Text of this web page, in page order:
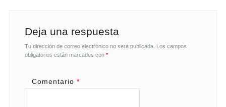
Deja una respuesta
Tu dirección de correo electrónico no será publicada. Los campos
obligatorios están marcados con *
Comentario *